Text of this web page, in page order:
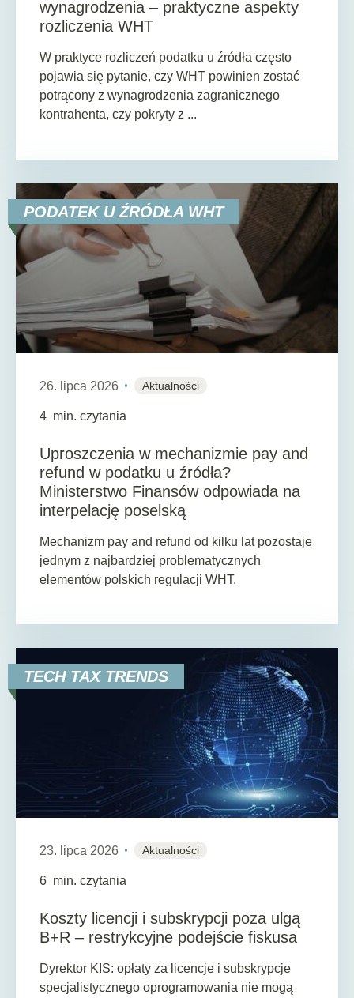
wynagrodzenia – praktyczne aspekty
rozliczenia WHT
W praktyce rozliczeń podatku u źródła często
pojawia się pytanie, czy WHT powinien zostać
potrącony z wynagrodzenia zagranicznego
kontrahenta, czy pokryty z ...
PODATEK U ŹRÓDŁA WHT
26. lipca 2026 Aktualności
4 min. czytania
Uproszczenia w mechanizmie pay and
refund w podatku u źródła?
Ministerstwo Finansów odpowiada na
interpelację poselską
Mechanizm pay and refund od kilku lat pozostaje
jednym z najbardziej problematycznych
elementów polskich regulacji WHT.
TECH TAX TRENDS
23. lipca 2026 Aktualności
6 min. czytania
Koszty licencji i subskrypcji poza ulgą
B+R – restrykcyjne podejście fiskusa
Dyrektor KIS: opłaty za licencje i subskrypcje
specjalistycznego oprogramowania nie mogą